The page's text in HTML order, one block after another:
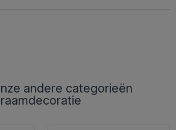
andere categorieën
raamdecoratie